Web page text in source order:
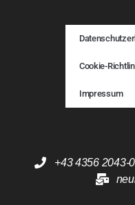
Cookie-
Impressum
+43 4356 2043-0